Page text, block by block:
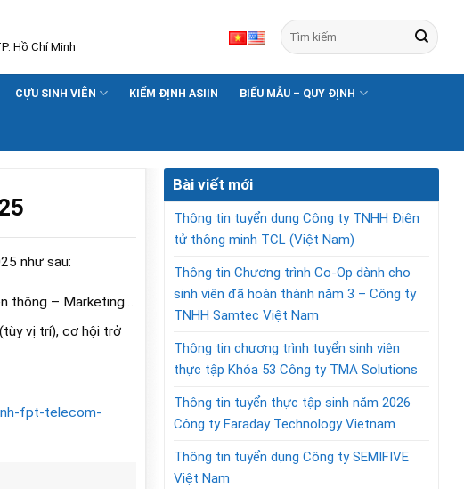
Hồ Chí Minh
CỰU SINH VIÊN KIỂM ĐỊNH ASIIN BIỂU MẪU – QUY ĐỊNH
như sau:
thông – Marketing…
vị trí), cơ hội trở
fpt-telecom-
Bài viết mới
Thông tin tuyển dụng Công ty TNHH Điện
tử thông minh TCL (Việt Nam)
Thông tin Chương trình Co-Op dành cho
sinh viên đã hoàn thành năm 3 – Công ty
TNHH Samtec Việt Nam
Thông tin chương trình tuyển sinh viên
thực tập Khóa 53 Công ty TMA Solutions
Thông tin tuyển thực tập sinh năm 2026
Công ty Faraday Technology Vietnam
Thông tin tuyển dụng Công ty SEMIFIVE
Việt Nam